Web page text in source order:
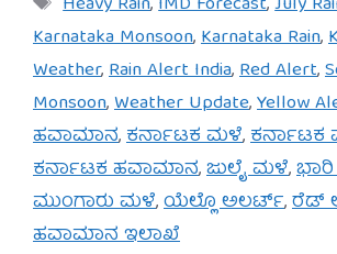
Karnataka Monsoon,Karnataka Rain,
Weather,Rain Alert India,Red Alert,
Monsoon,Weather Update,Yellow
ಹವಾಮಾನ,ಕರ್ನಾಟಕ ಮಳೆ,ಕರ್ನಾಟಕ
ಕರ್ನಾಟಕ ಹವಾಮಾನ,ಜುಲೈ ಮಳೆ,
ಮುಂಗಾರು ಮಳೆ,ಯೆಲ್ಲೊ ಅಲರ್ಟ್,ರೆಡ್
ಹವಾಮಾನ ಇಲಾಖೆ